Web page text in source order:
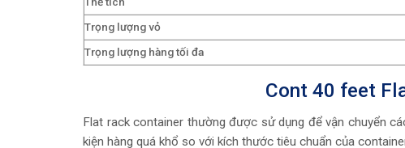
Trọng lượng vỏ
Trọng lượng hàng tối đa
Cont 40 feet
Flat rack container thường được sử dụng để vận chuyển
kiện hàng quá khổ so với kích thước tiêu chuẩn của